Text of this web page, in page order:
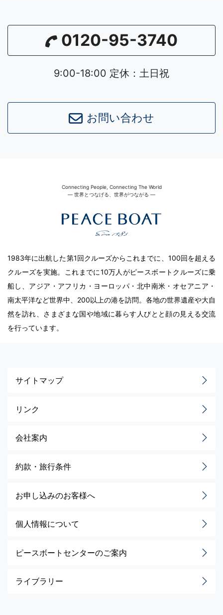
0120-95-3740
9:00-18:00 定休：土日祝
お問い合わせ
Connecting People, Connecting The World
― 世界とつなげる、世界がつながる ―
1983年に出航した第1回クルーズからこれまでに、100回を超える
クルーズを実施。これまでに10万人がピースボートクルーズに乗
船し、アジア・アフリカ・ヨーロッパ・北中南米・オセアニア・
南太平洋など世界中、200以上の港を訪問。各地の世界遺産や大自
然を訪れ、さまざまな国や地域に暮らす人びとと顔の見える交流
を行っています。
サイトマップ
リンク
会社案内
約款・旅行条件
お申し込みのお客様へ
個人情報について
ピースボートセンターのご案内
ライブラリー